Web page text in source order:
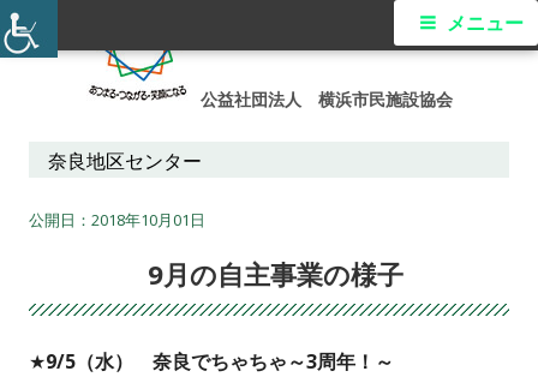
コ
ン
公益社団法人 横浜市民施設協会
メ
ニ
メニュー
奈良地区センター
2018年10月01日
9月の自主事業の様子
★9/5（水） 奈良でちゃちゃ～3周年！～